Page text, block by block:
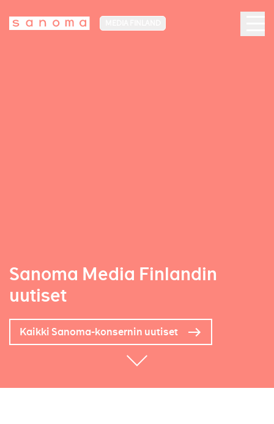
Sanoma Media Finlandin
uutiset
Kaikki Sanoma-konsernin uutiset